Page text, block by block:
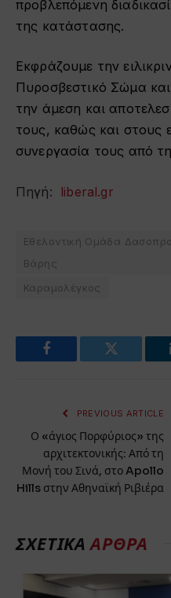
προβλεπόμενη
της κατάστασης.
Εκφράζουμε την
Πυροσβεστικό Σώμα
την άμεση και
τους, καθώς και στους
συνεργασία τους από
Πηγή: liberal.gr
Εθελοντική Ομάδα
Βάρης
Καραμολέγκος
Facebook Twitter
PREVIOUS ARTICLE
Ο «άγιος Πορφύριος» της
αρχιτεκτονικής: Από τη
Μονή του Σινά, στο Apollo
Hills στην Αθηναϊκή Ριβιέρα
ΣΧΕΤΙΚΑΑΡΘΡΑ